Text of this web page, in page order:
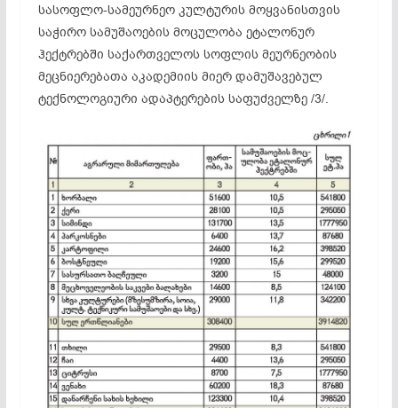
სასოფლო-სამეურნეო კულტურის მოყვანისთვის
საჭირო სამუშაოების მოცულობა ეტალონურ
ჰექტრებში საქართველოს სოფლის მეურნეობის
მეცნიერებათა აკადემიის მიერ დამუშავებულ
ტექნოლოგიური ადაპტერების საფუძველზე /3/.